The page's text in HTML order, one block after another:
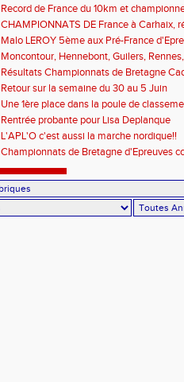
Record de France du 10km et
CHAMPIONNATS DE France à Carhaix,
L’orient
Malo LEROY 5ème aux Pré-France
Moncontour, Hennebont, Guilers,
étaient ce week-end aux quatre coins de
également en Sarthe !!!
Résultats Championnats de Bretagne
Retour sur la semaine du 30 au 5 Juin
Une 1ère place dans la poule de
Rentrée probante pour Lisa Deplanque
L'APL'O c'est aussi la marche nordique!!
Championnats de Bretagne d'Epreuves